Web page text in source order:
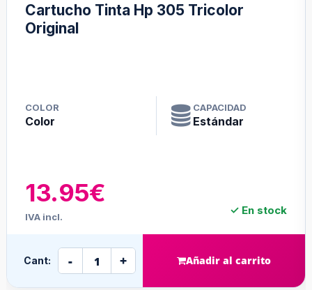
Cartucho Tinta Hp 305 XL Negro
Compatible
CAPACIDAD
19.95€
✓ En
Cant: - + Añadir al